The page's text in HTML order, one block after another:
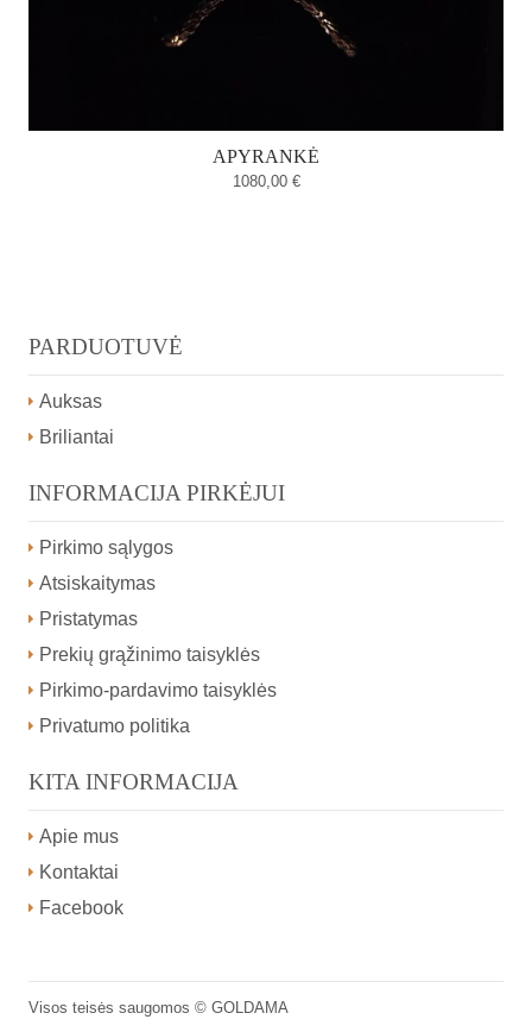
APYRANKĖ
1080,00 €
PARDUOTUVĖ
Auksas
Briliantai
INFORMACIJA PIRKĖJUI
Pirkimo sąlygos
Atsiskaitymas
Pristatymas
Prekių grąžinimo taisyklės
Pirkimo-pardavimo taisyklės
Privatumo politika
KITA INFORMACIJA
Apie mus
Kontaktai
Facebook
Visos teisės saugomos © GOLDAMA